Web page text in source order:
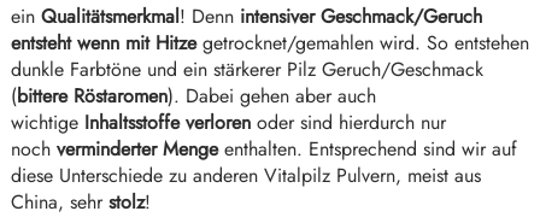
ein Qualitätsmerkmal! Denn intensiver Geschmack/Geruch
entsteht wenn mit Hitzegetrocknet/gemahlen wird. So entstehen
dunkle Farbtöne und ein stärkerer Pilz Geruch/Geschmack
(bittere Röstaromen). Dabei gehen aber auch
wichtige Inhaltsstoffe verloren oder sind hierdurch nur
noch verminderter Mengeenthalten. Entsprechend sind wir auf
diese Unterschiede zu anderen Vitalpilz Pulvern, meist aus
China, sehrstolz!